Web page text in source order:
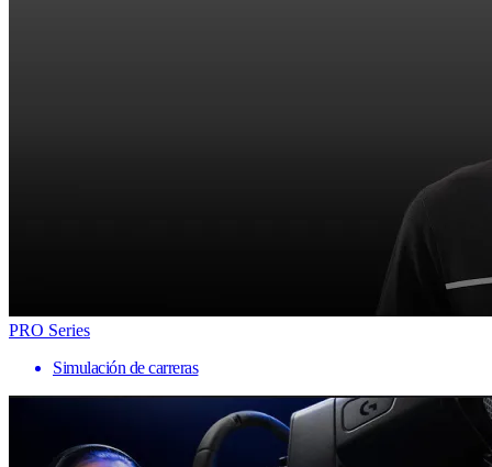
PRO Series
Simulación de carreras